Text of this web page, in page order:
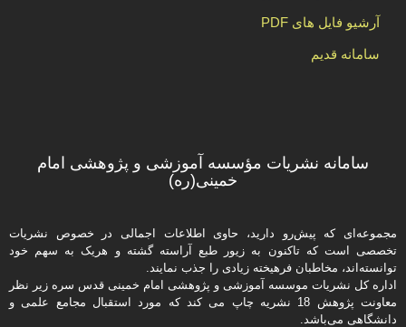
آرشیو فایل های PDF
سامانه قدیم
سامانه نشریات مؤسسه آموزشی و پژوهشی امام
خمینی(ره)
مجموعه‌ای که پیش‌رو دارید،‌ حاوی اطلاعات اجمالی در خصوص نشریات
تخصصی است که تاکنون به زیور طبع آراسته گشته و هریک به سهم خود
توانسته‌اند، مخاطبان فرهیخته‌ زیادی را جذب نمایند.
اداره كل نشریات موسسه آموزشی و پژوهشی امام خمینی قدس سره زیر نظر
معاونت پژوهش 18 نشریه چاپ می کند که مورد استقبال مجامع علمی و
دانشگاهی می‌باشد.